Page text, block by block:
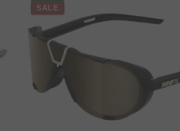
SALE